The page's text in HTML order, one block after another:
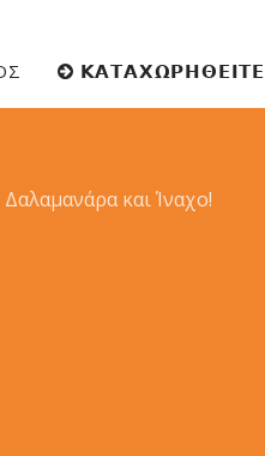
𝝟𝝖𝝩𝝖𝝬𝝮𝝦𝝜𝝝𝝚𝝞𝝩𝝚
και Ίναχο!